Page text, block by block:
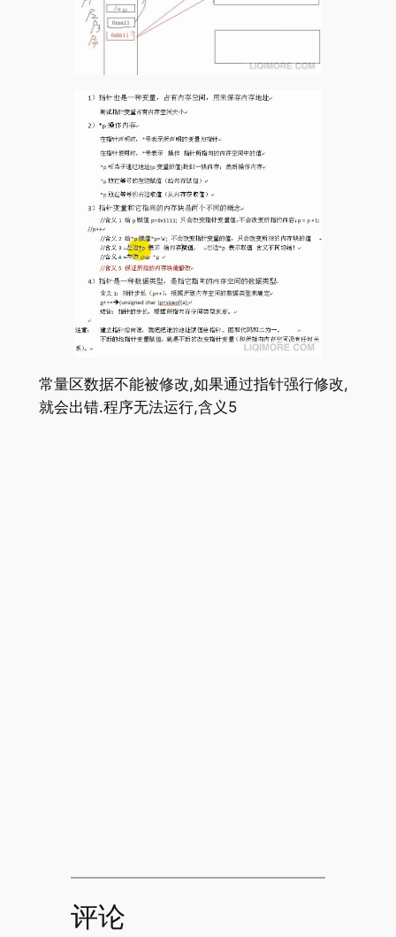
常量区数据不能被修改,如果通过指针强行修改,
就会出错.程序无法运行,含义5
评论